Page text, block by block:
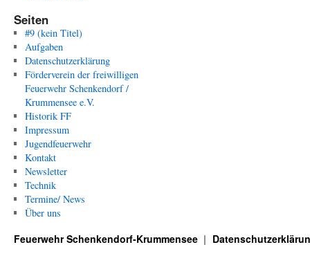
Seiten
#9 (kein Titel)
Aufgaben
Datenschutzerklärung
Förderverein der freiwilligen
Feuerwehr Schenkendorf /
Krummensee e.V.
Historik FF
Impressum
Jugendfeuerwehr
Kontakt
Newsletter
Technik
Termine/ News
Über uns
Feuerwehr Schenkendorf-Krummensee